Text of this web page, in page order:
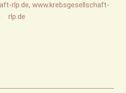
rlp.de, www.krebsgesellschaft-
rlp.de